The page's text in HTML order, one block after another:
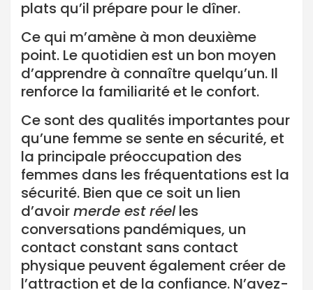
plats qu’il prépare pour le dîner.
Ce qui m’amène à mon deuxième
point. Le quotidien est un bon moyen
d’apprendre à connaître quelqu’un. Il
renforce la familiarité et le confort.
Ce sont des qualités importantes pour
qu’une femme se sente en sécurité, et
la principale préoccupation des
femmes dans les fréquentations est la
sécurité. Bien que ce soit un lien
d’avoirmerde est réelles
conversations pandémiques, un
contact constant sans contact
physique peuvent également créer de
l’attraction et de la confiance. N’avez-